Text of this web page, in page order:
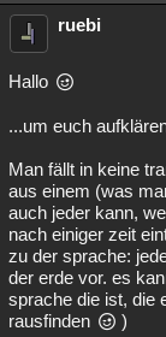
ruebi
Hallo
...um euch
Man fällt in keine
aus einem (was
auch jeder kann,
nach einiger zeit
zu der sprache:
der erde vor. es
sprache die ist, die
rausfinden
)